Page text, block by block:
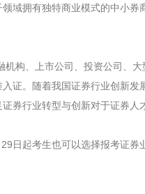
域拥有独特商业模式的中小券
构、上市公司、投资公司、大
证。随着我国证券行业创新发
券行业转型与创新对于证券人
日起考生也可以选择报考证券